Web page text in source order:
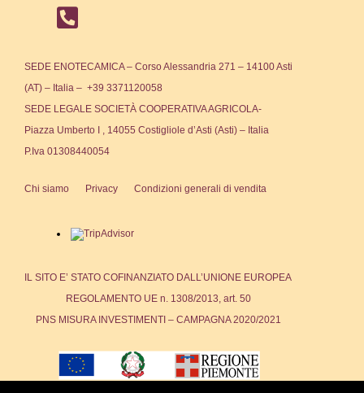
SEDE ENOTECAMICA – Corso Alessandria 271 – 14100 Asti
(AT) – Italia – +39 3371120058
SEDE LEGALE SOCIETÀ COOPERATIVA AGRICOLA-
Piazza Umberto I , 14055 Costigliole d’Asti (Asti) – Italia
P.Iva 01308440054
Chi siamo Privacy Condizioni generali di vendita
IL SITO E’ STATO COFINANZIATO DALL’UNIONE EUROPEA
REGOLAMENTO UE n. 1308/2013, art. 50
PNS MISURA INVESTIMENTI – CAMPAGNA 2020/2021